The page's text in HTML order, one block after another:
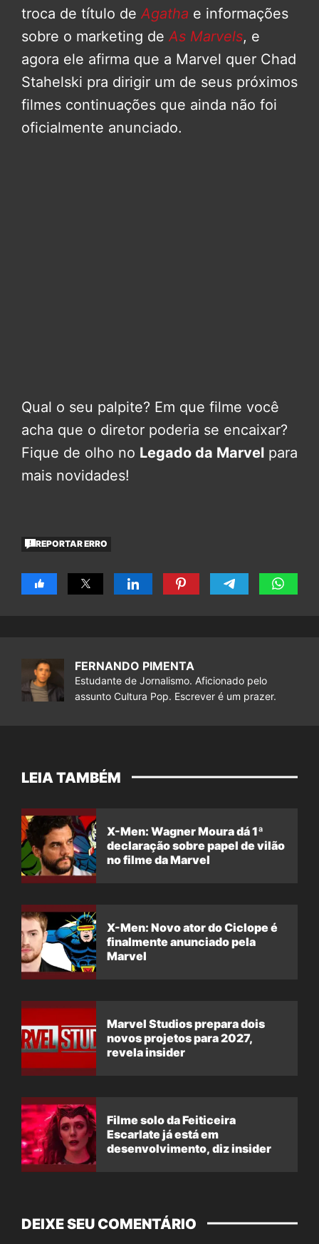
troca de título de Agatha e informações
sobre o marketing de As Marvels, e
agora ele afirma que a Marvel quer Chad
Stahelski pra dirigir um de seus próximos
filmes continuações que ainda não foi
oficialmente anunciado.
Qual o seu palpite? Em que filme você
acha que o diretor poderia se encaixar?
Fique de olho no Legado da Marvel para
mais novidades!
REPORTAR ERRO
FERNANDO PIMENTA
Estudante de Jornalismo. Aficionado pelo
assunto Cultura Pop. Escrever é um prazer.
LEIA TAMBÉM
X-Men: Wagner Moura dá 1ª
declaração sobre papel de vilão
no filme da Marvel
X-Men: Novo ator do Ciclope é
finalmente anunciado pela
Marvel
Marvel Studios prepara dois
novos projetos para 2027,
revela insider
Filme solo da Feiticeira
Escarlate já está em
desenvolvimento, diz insider
DEIXE SEU COMENTÁRIO